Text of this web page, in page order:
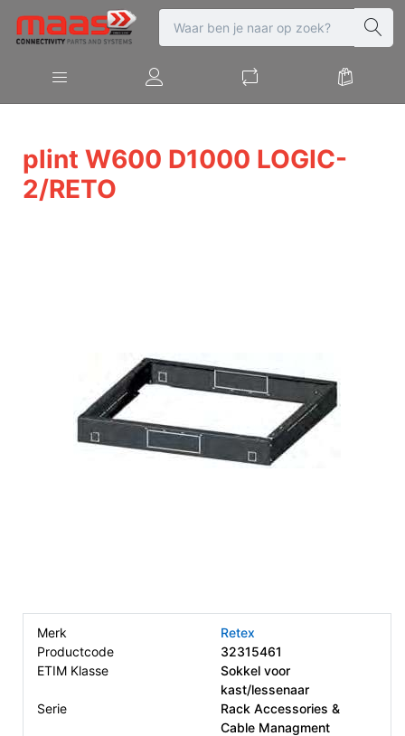
plint W600 D1000 LOGIC-
2/RETO
Merk
Retex
Productcode
32315461
ETIM Klasse
Sokkel voor
kast/lessenaar
Serie
Rack Accessories &
Cable Managment